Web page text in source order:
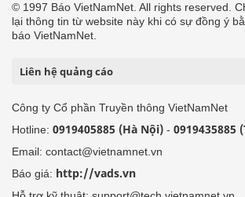
© 1997 Báo VietNamNet. All rights reserved.
lại thông tin từ website này khi có sự đồng ý
báo VietNamNet.
Liên hệ quảng cáo
Công ty Cổ phần Truyền thông VietNamNet
Hotline: 0919405885 (Hà Nội) - 0919435885
Email: contact@vietnamnet.vn
Báo giá: http://vads.vn